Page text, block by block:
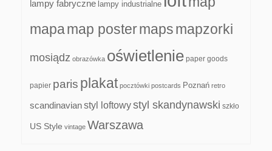
lampy fabryczne lampy industrialne
mapamap postermapsmapzorki
mosiądz obrazówka oświetlenie paper goods
papier paris plakat pocztówki postcards Poznań retro
scandinavianstyl loftowystyl skandynawski szkło
US Style vintage Warszawa